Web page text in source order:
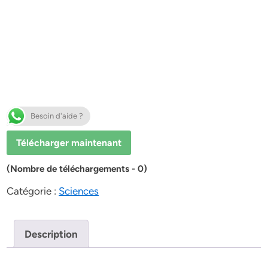
Besoin d'aide ?
Télécharger maintenant
(Nombre de téléchargements - 0)
Catégorie : Sciences
Description